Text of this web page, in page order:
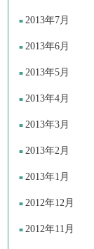
2013年7月
2013年6月
2013年5月
2013年4月
2013年3月
2013年2月
2013年1月
2012年12月
2012年11月